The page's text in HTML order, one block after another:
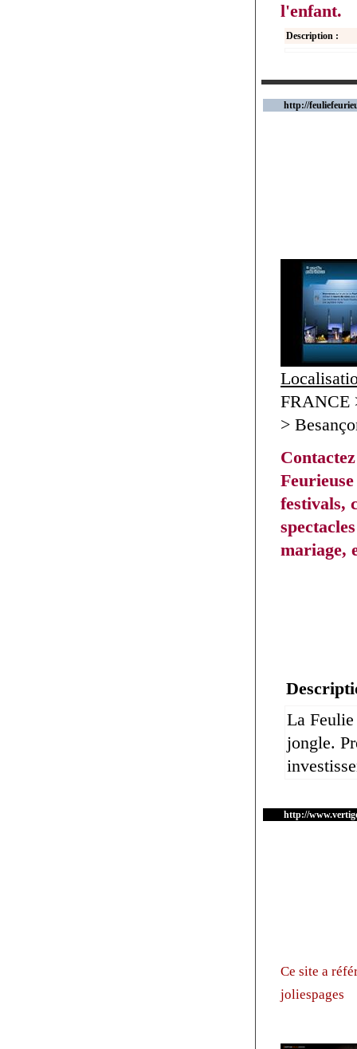
l'enfant.
Description :
http://
FRANCE
>
festivals,
mariage,
La Feulie
jongle.
http://
Ce site a
joliespages